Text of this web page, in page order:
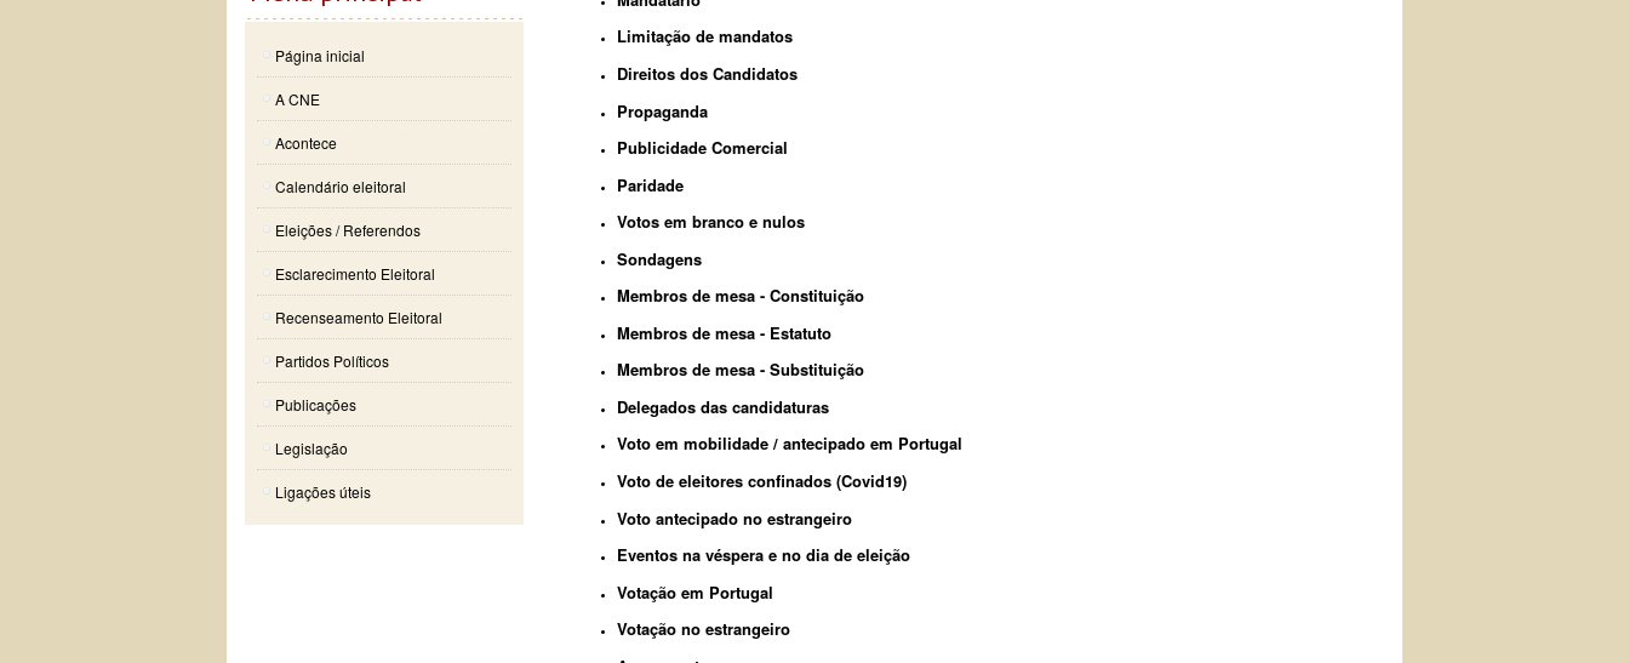
Limitação de mandatos
Direitos dos Candidatos
Propaganda
Publicidade Comercial
Paridade
Votos em branco e nulos
Sondagens
Membros de mesa - Constituição
Membros de mesa - Estatuto
Membros de mesa - Substituição
Delegados das candidaturas
Voto em mobilidade / antecipado em Portugal
Voto de eleitores confinados (Covid19)
Voto antecipado no estrangeiro
Eventos na véspera e no dia de eleição
Votação em Portugal
Votação no estrangeiro
Página inicial
A CNE
Acontece
Calendário eleitoral
Eleições / Referendos
Esclarecimento Eleitoral
Recenseamento Eleitoral
Partidos Políticos
Publicações
Legislação
Ligações úteis